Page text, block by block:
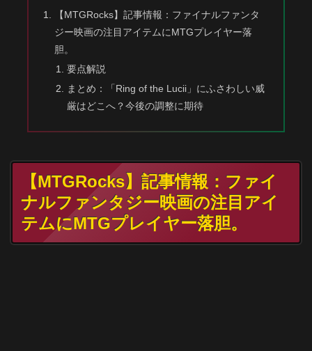
【MTGRocks】記事情報：ファイナルファンタ
ジー映画の注目アイテムにMTGプレイヤー落
胆。
要点解説
まとめ：「Ring of the Lucii」にふさわしい威
厳はどこへ？今後の調整に期待
【MTGRocks】記事情報：ファイ
ナルファンタジー映画の注目アイ
テムにMTGプレイヤー落胆。